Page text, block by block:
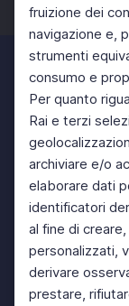
fruizione dei
navigazione e,
strumenti
consumo e
Per quanto
Rai e terzi
archiviare e/o
elaborare dati
identificatori
al fine di
personalizzati,
derivare
prestare,
Facebook